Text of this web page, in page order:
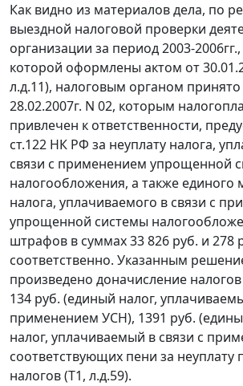
Как видно из материалов дела, по
выездной налоговой проверки
организации за период 2003-
которой оформлены актом от
л.д.11), налоговым органом
28.02.2007г. N 02, которым
привлечен к ответственности,
ст.122 НК РФ за неуплату налога,
связи с применением упрощенной
налогообложения, а также единого
налога, уплачиваемого в связи с
упрощенной системы
штрафов в суммах 33 826 руб. и 278
соответственно. Указанным
произведено доначисление
134 руб. (единый налог,
применением УСН), 1391 руб.
налог, уплачиваемый в связи с
соответствующих пени за неуплату
налогов (Т1, л.д.59).